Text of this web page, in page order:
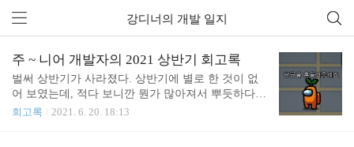
강디너의 개발 일지
주 ~ 니어 개발자의 2021 상반기 회고록
벌써 상반기가 사라졌다. 상반기에 별로 한 것이 없
어 보였는데, 적다 보니깐 뭔가 많아져서 뿌듯하다.
1. 회사 상반기에는 초반에는 엄~~청 바쁘지는 않고
회고록 2021. 6. 20. 18:13